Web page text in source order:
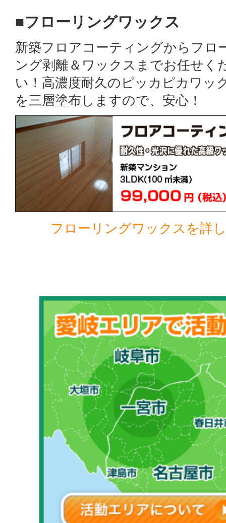
■フローリングワックス
新築フロアコーティングからフロ
ング剥離＆ワックスまでお任せく
い！高濃度耐久のピッカピカワッ
を三層塗布しますので、安心！
フローリングワックスを詳